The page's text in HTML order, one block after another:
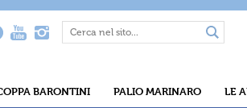
BARONTINI PALIO MARINARO LE